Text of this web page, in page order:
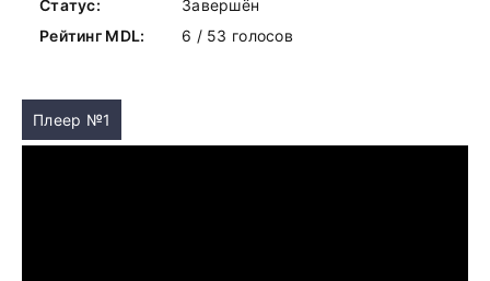
Статус:
Завершён
Рейтинг MDL:
6 / 53 голосов
Плеер №1